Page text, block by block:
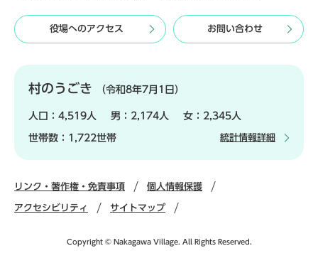
役場へのアクセス お問い合わせ
村のうごき （令和8年7月1日）
人口： 4,519人 男： 2,174人 女： 2,345人
世帯数： 1,722世帯 統計情報詳細
リンク・著作権・免責事項 個人情報保護
アクセシビリティ サイトマップ
Copyright © Nakagawa Village. All Rights Reserved.